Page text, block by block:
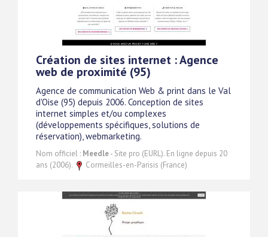
Création de sites internet : Agence
web de proximité (95)
Agence de communication Web & print dans le Val
d'Oise (95) depuis 2006. Conception de sites
internet simples et/ou complexes
(développements spécifiques, solutions de
réservation), webmarketing.
Nom officiel : Meedle- Site pro (EURL). En ligne depuis 20
ans (2006).
Cormeilles-en-Parisis (France)